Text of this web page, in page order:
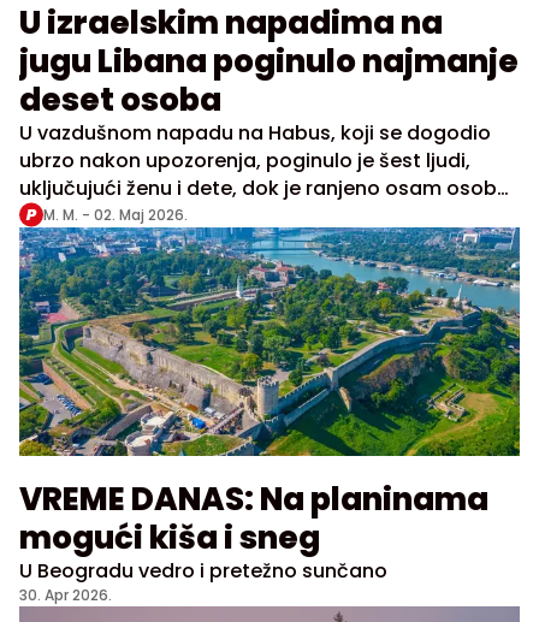
U izraelskim napadima na
jugu Libana poginulo najmanje
deset osoba
U vazdušnom napadu na Habus, koji se dogodio
ubrzo nakon upozorenja, poginulo je šest ljudi,
uključujući ženu i dete, dok je ranjeno osam osoba,
saopštilo je libansko Ministarstvo zdravlja
M. M. - 02. Maj 2026.
VREME DANAS: Na planinama
mogući kiša i sneg
U Beogradu vedro i pretežno sunčano
30. Apr 2026.